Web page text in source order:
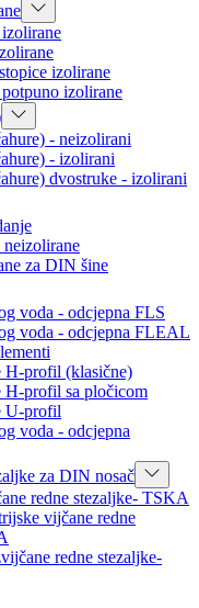
izolirane
izolirane
- neizolirani
- izolirani
dvostruke - izolirani
za DIN šine
voda - odcjepna FLS
voda - odcjepna FLEAL
H-profil (klasične)
H-profil sa pločicom
U-profil
voda - odcjepna
za DIN nosač
redne stezaljke- TSKA
vijčane redne
redne stezaljke-